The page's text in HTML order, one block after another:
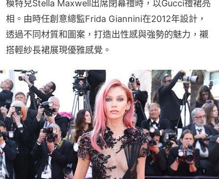
模特兒Stella Maxwell出席閉幕禮時，以Gucci禮裙亮
相。由時任創意總監Frida Giannini在2012年設計，
透過不同材質和圖案，打造出性感與強勢的魅力，襯
搭輕紗長裙展現優雅感覺。